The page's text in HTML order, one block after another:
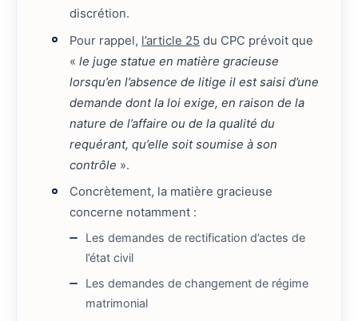
discrétion.
Pour rappel, l’article 25 du CPC prévoit que
«le juge statue en matière gracieuse
lorsqu’en l’absence de litige il est saisi d’une
demande dont la loi exige, en raison de la
nature de l’affaire ou de la qualité du
requérant, qu’elle soit soumise à son
contrôle ».
Concrètement, la matière gracieuse
concerne notamment :
Les demandes de rectification d’actes de
l’état civil
Les demandes de changement de régime
matrimonial